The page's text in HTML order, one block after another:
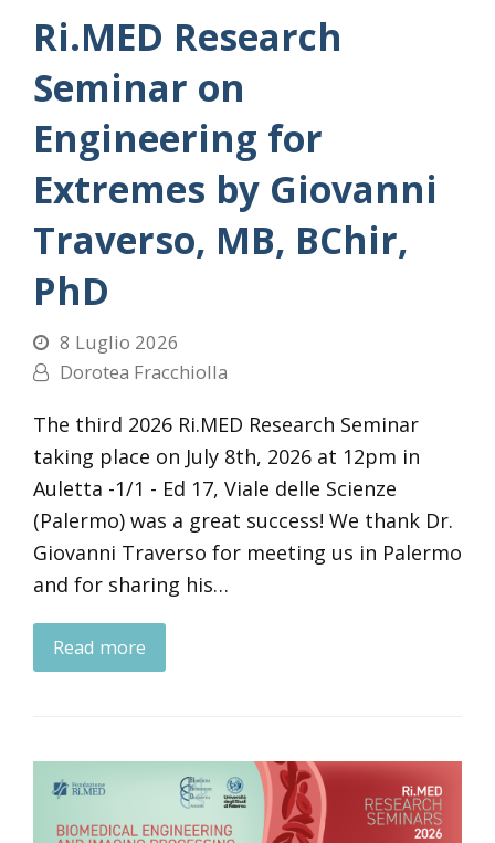
Ri.MED Research
Seminar on
Engineering for
Extremes by Giovanni
Traverso, MB, BChir,
PhD
8 Luglio 2026
Dorotea Fracchiolla
The third 2026 Ri.MED Research Seminar
taking place on July 8th, 2026 at 12pm in
Auletta -1/1 - Ed 17, Viale delle Scienze
(Palermo) was a great success! We thank Dr.
Giovanni Traverso for meeting us in Palermo
and for sharing his…
Read more